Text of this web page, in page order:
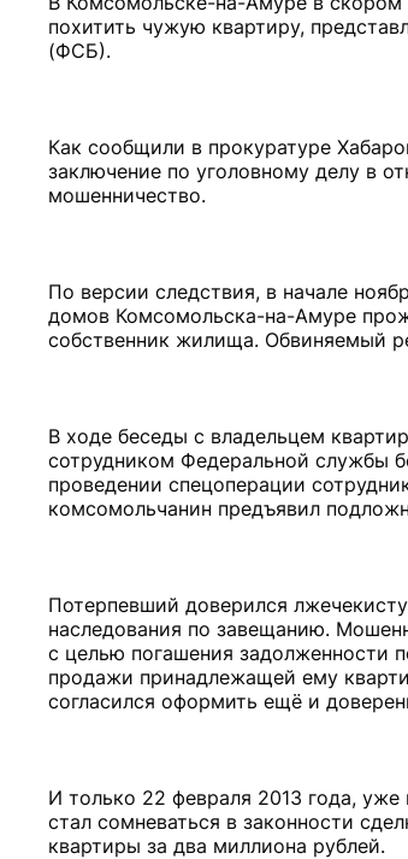
похитить чужую квартиру,
(ФСБ).
Как сообщили в прокуратуре
заключение по уголовному делу в
мошенничество.
По версии следствия, в начале
домов Комсомольска-на-Амуре
собственник жилища. Обвиняемый
В ходе беседы с владельцем
сотрудником Федеральной службы
проведении спецоперации
комсомольчанин предъявил
Потерпевший доверился
наследования по завещанию.
с целью погашения задолженности
продажи принадлежащей ему
согласился оформить ещё и
И только 22 февраля 2013 года,
стал сомневаться в законности
квартиры за два миллиона рублей.